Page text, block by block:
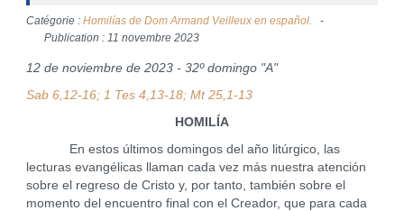
Catégorie : Homilías de Dom Armand Veilleux en español.
Publication : 11 novembre 2023
12 de noviembre de 2023 - 32º domingo "A"
Sab 6,12-16; 1 Tes 4,13-18; Mt 25,1-13
HOMILÍA
En estos últimos domingos del año litúrgico, las
lecturas evangélicas llaman cada vez más nuestra atención
sobre el regreso de Cristo y, por tanto, también sobre el
momento del encuentro final con el Creador, que para cada